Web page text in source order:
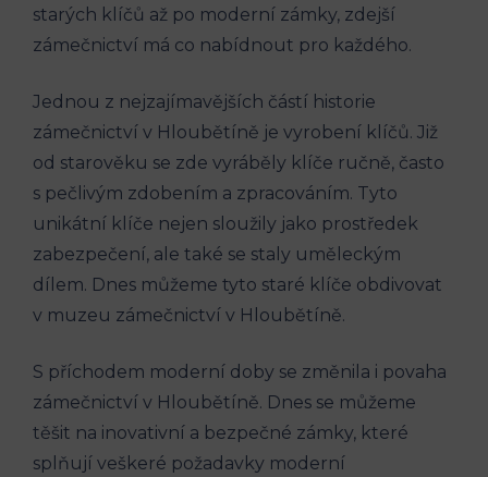
starých klíčů až po moderní zámky, zdejší
zámečnictví má co nabídnout pro každého.
Jednou z nejzajímavějších částí historie
zámečnictví v Hloubětíně je vyrobení klíčů. Již
od starověku se zde vyráběly klíče ručně, často
s pečlivým zdobením a zpracováním. Tyto
unikátní klíče nejen sloužily jako prostředek
zabezpečení, ale také se staly uměleckým
dílem. Dnes můžeme tyto staré klíče obdivovat
v muzeu zámečnictví v Hloubětíně.
S příchodem moderní doby se změnila i povaha
zámečnictví v Hloubětíně. Dnes se můžeme
těšit na inovativní a bezpečné zámky, které
splňují veškeré požadavky moderní